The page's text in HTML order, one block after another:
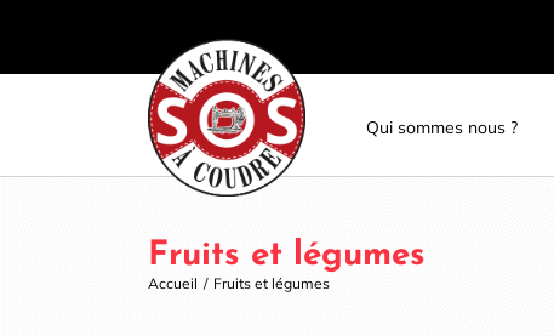
content
Qui sommes nous ?
Fruits et légumes
Accueil / Fruits et légumes